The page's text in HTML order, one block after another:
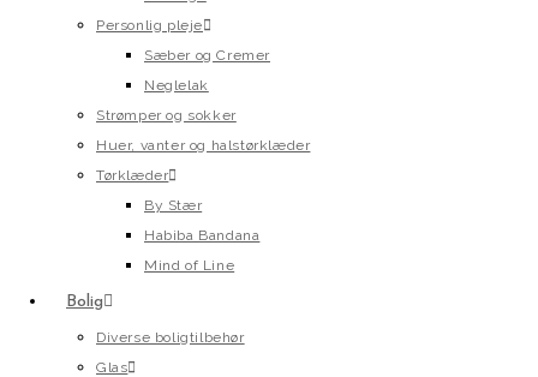
Personlig pleje
Sæber og Cremer
Neglelak
Strømper og sokker
Huer, vanter og halstørklæder
Tørklæder
By Stær
Habiba Bandana
Mind of Line
Bolig
Diverse boligtilbehør
Glas